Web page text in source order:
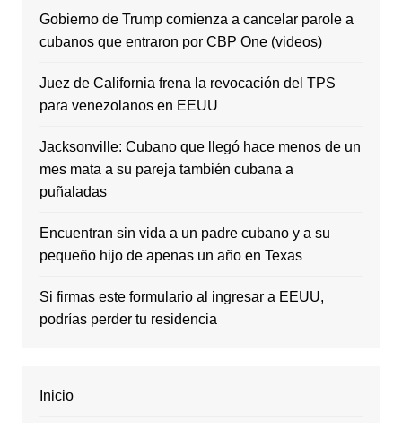
Gobierno de Trump comienza a cancelar parole a
cubanos que entraron por CBP One (videos)
Juez de California frena la revocación del TPS
para venezolanos en EEUU
Jacksonville: Cubano que llegó hace menos de un
mes mata a su pareja también cubana a
puñaladas
Encuentran sin vida a un padre cubano y a su
pequeño hijo de apenas un año en Texas
Si firmas este formulario al ingresar a EEUU,
podrías perder tu residencia
Inicio